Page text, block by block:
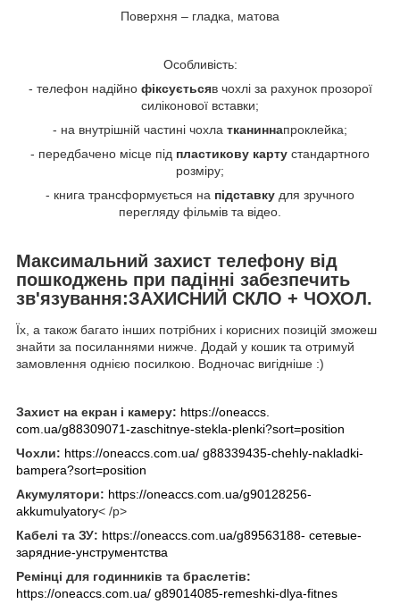
Поверхня – гладка, матова
Особливість:
- телефон надійно фіксуєтьсяв чохлі за рахунок прозорої
силіконової вставки;
- на внутрішній частині чохла тканиннапроклейка;
- передбачено місце під пластикову карту стандартного
розміру;
- книга трансформується на підставку для зручного
перегляду фільмів та відео.
Максимальний захист телефону від
пошкоджень при падінні забезпечить
зв'язування:ЗАХИСНИЙ СКЛО + ЧОХОЛ.
Їх, а також багато інших потрібних і корисних позицій зможеш
знайти за посиланнями нижче. Додай у кошик та отримуй
замовлення однією посилкою. Водночас вигідніше :)
Захист на екран і камеру: https://oneaccs.
com.ua/g88309071-zaschitnye-stekla-plenki?sort=position
Чохли: https://oneaccs.com.ua/ g88339435-chehly-nakladki-
bampera?sort=position
Акумулятори: https://oneaccs.com.ua/g90128256-
akkumulyatory< /p>
Кабелі та ЗУ: https://oneaccs.com.ua/g89563188- сетевые-
зарядние-унструментства
Ремінці для годинників та браслетів:
https://oneaccs.com.ua/ g89014085-remeshki-dlya-fitnes